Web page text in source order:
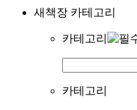
새책장 카테고리
카테고리
카테고리